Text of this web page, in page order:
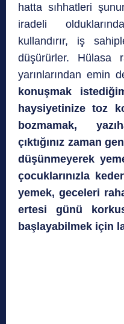
hatta sıhhatleri
iradeli
kullandırır, iş
düşürürler. Hülasa
yarınlarından emin
konuşmak
haysiyetinize toz
bozmamak,
çıktığınız zaman
düşünmeyerek
çocuklarınızla
yemek, geceleri
ertesi günü
başlayabilmek için